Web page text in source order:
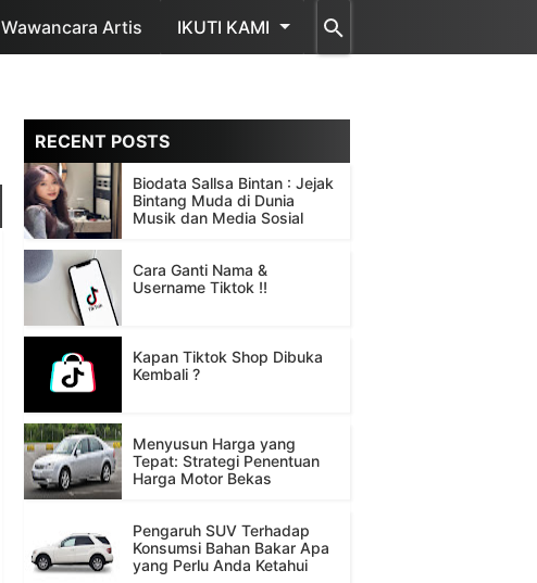
Wawancara Artis IKUTI KAMI
RECENT POSTS
Biodata Sallsa Bintan : Jejak
Bintang Muda di Dunia
Musik dan Media Sosial
Cara Ganti Nama &
Username Tiktok !!
Kapan Tiktok Shop Dibuka
Kembali ?
Menyusun Harga yang
Tepat: Strategi Penentuan
Harga Motor Bekas
Pengaruh SUV Terhadap
Konsumsi Bahan Bakar Apa
yang Perlu Anda Ketahui